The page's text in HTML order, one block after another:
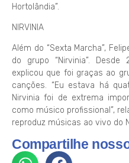
Hortolândia”.
NIRVINIA
Além do “Sexta Marcha”,
do grupo “Nirvinia”.
explicou que foi graças ao
canções. “Eu estava há
Nirvinia foi de extrema
como músico profissional”,
reproduz músicas ao vivo do
Compartilhe